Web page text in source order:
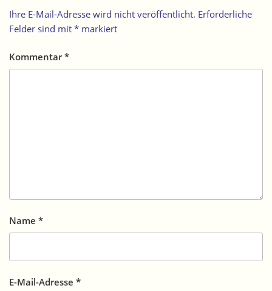
Ihre E-Mail-Adresse wird nicht veröffentlicht. Erforderliche
Felder sind mit * markiert
Kommentar*
Name *
E-Mail-Adresse *